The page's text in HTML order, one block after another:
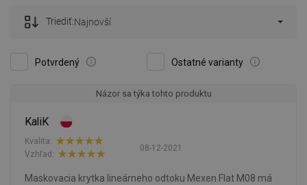
Potvrdený Ostatné varianty
Triediť:Najnovší
Názor sa týka tohto produktu
KaliK
08-12-2021
Kvalita:
Vzhľad:
Maskovacia krytka lineárneho odtoku Mexen Flat M08 má